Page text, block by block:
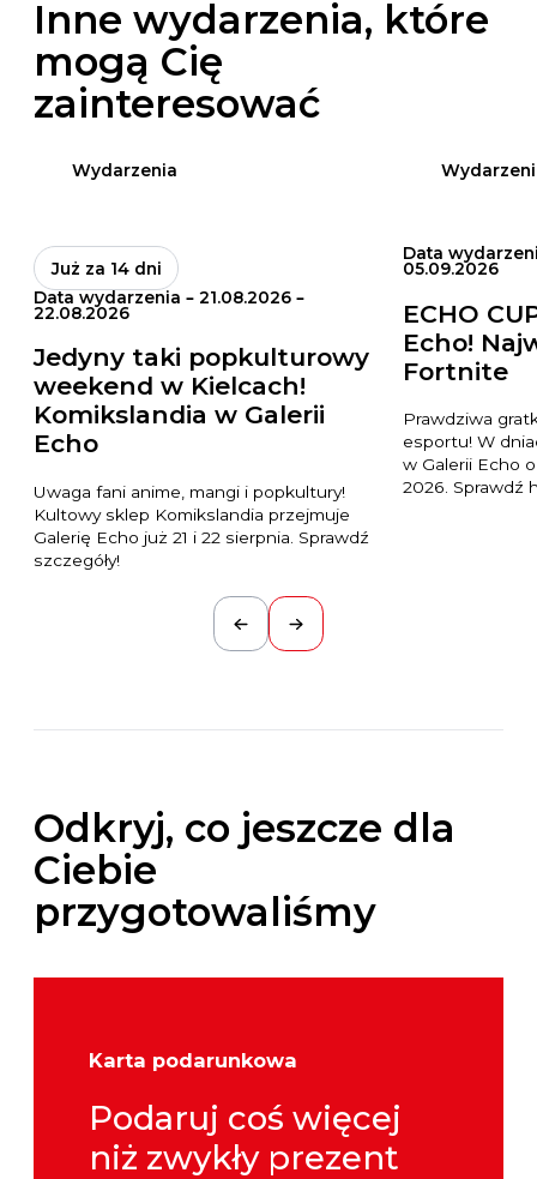
Inne wydarzenia, które
mogą Cię
zainteresować
Wydarzenia
Już za 14 dni
Data wydarzenia – 21.08.2026 –
22.08.2026
Jedyny taki popkulturowy
weekend w Kielcach!
Komikslandia w Galerii
Echo
Uwaga fani anime, mangi i popkultury!
Kultowy sklep Komikslandia przejmuje
Galerię Echo już 21 i 22 sierpnia. Sprawdź
szczegóły!
Data
05.09.2026
ECHO
Echo!
Fortnite
Prawdziwa
esportu! W
w Galerii Echo
2026. Sprawdź
Odkryj, co jeszcze dla
Ciebie
przygotowaliśmy
Karta podarunkowa
Podaruj coś więcej
niż zwykły prezent